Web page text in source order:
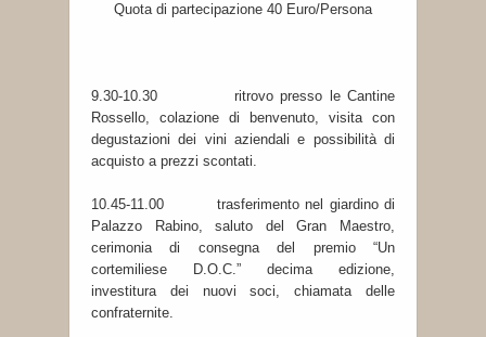
Quota di partecipazione 40 Euro/Persona
9.30-10.30 ritrovo presso le Cantine
Rossello, colazione di benvenuto, visita con
degustazioni dei vini aziendali e possibilità di
acquisto a prezzi scontati.
10.45-11.00 trasferimento nel giardino di
Palazzo Rabino, saluto del Gran Maestro,
cerimonia di consegna del premio “Un
cortemiliese D.O.C.” decima edizione,
investitura dei nuovi soci, chiamata delle
confraternite.